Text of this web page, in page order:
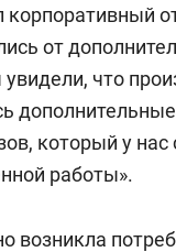
от
что
который у
работы».
возникла